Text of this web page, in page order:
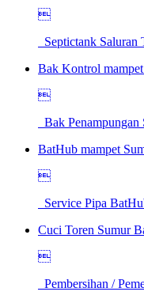

Septictank Saluran
Bak Kontrol

Bak Penampungan
BatHub mampet

Service Pipa
Cuci Toren Sumur

Pembersihan /